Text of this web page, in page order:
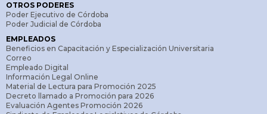
OTROS PODERES
Poder Ejecutivo de Córdoba
Poder Judicial de Córdoba
EMPLEADOS
Beneficios en Capacitación y Especialización Universitaria
Correo
Empleado Digital
Información Legal Online
Material de Lectura para Promoción 2025
Decreto llamado a Promoción para 2026
Evaluación Agentes Promoción 2026